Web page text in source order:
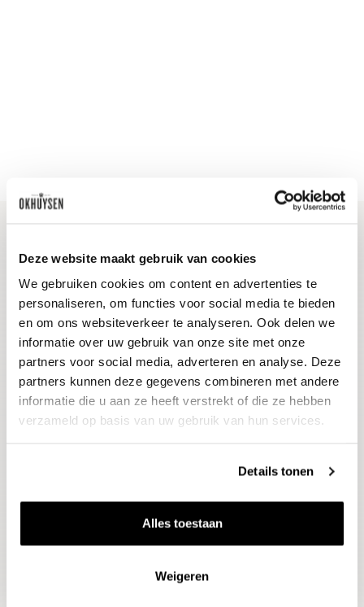
Deze website maakt gebruik van cookies
We gebruiken cookies om content en advertenties te
personaliseren, om functies voor social media te bieden
en om ons websiteverkeer te analyseren. Ook delen we
informatie over uw gebruik van onze site met onze
partners voor social media, adverteren en analyse. Deze
partners kunnen deze gegevens combineren met andere
informatie die u aan ze heeft verstrekt of die ze hebben
verzameld op basis van uw gebruik van hun services.
Details tonen
Alles toestaan
Weigeren
Blijf op de hoogte
Ontvang het laatste wijnnieuws, proeverijen en
evenementen
E-mailadres
Aanmelden
Thema's